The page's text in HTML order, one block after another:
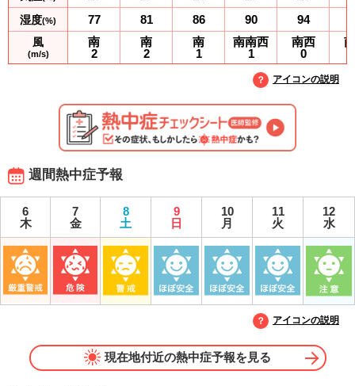
湿度(%)
風
(m/s)
77
南
2
81
南
2
86
南
1
90
南南西
1
94
南西
0
アイコンの説明
週間熱中症予報
6
木
7
金
8
土
9
日
10
月
11
火
12
水
アイコンの説明
現在地付近の熱中症予報を見る